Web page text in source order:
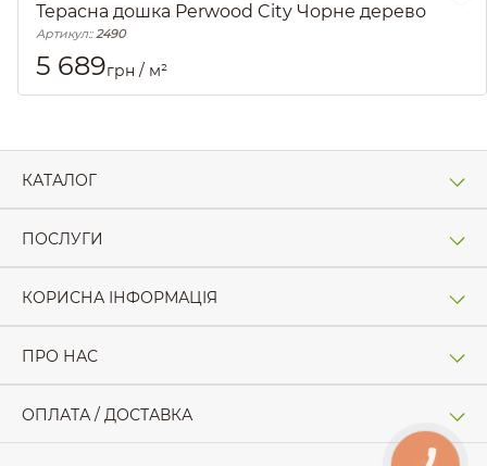
Терасна дошка Perwood City Чорне дерево
Артикул:: 2490
5 689грн / м²
КАТАЛОГ
ПОСЛУГИ
КОРИСНА ІНФОРМАЦІЯ
ПРО НАС
ОПЛАТА / ДОСТАВКА
КНОПКА